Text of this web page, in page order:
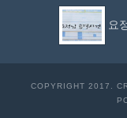
요
COPYRIGHT 2017.